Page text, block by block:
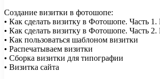
Создание визитки в фотошопе:
• Как сделать визитку в Фотошопе. Часть
• Как сделать визитку в Фотошопе. Часть 2.
• Как пользоваться шаблоном визитки
• Распечатываем визитки
• Сборка визитки для типографии
• Визитка сайта